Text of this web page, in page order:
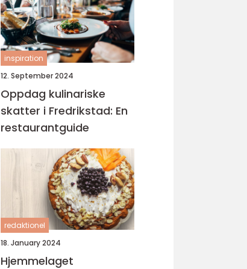
inspiration
12. September 2024
Oppdag kulinariske
skatter i Fredrikstad: En
restaurantguide
redaktionel
18. January 2024
Hjemmelaget